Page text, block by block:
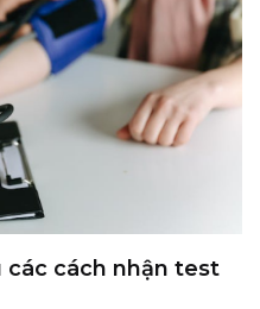
các cách nhận test